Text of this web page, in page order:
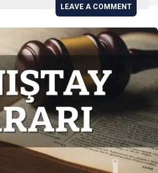
LEAVE A COMMENT